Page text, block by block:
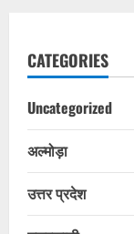
CATEGORIES
Uncategorized
अल्मोड़ा
उत्तर प्रदेश